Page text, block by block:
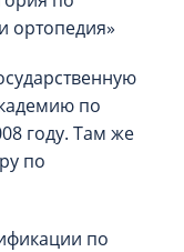
ортопедия»
по
году. Там же
по
по